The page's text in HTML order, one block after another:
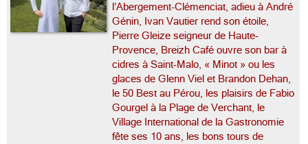
l’Abergement-Clémenciat, adieu à André
Génin, Ivan Vautier rend son étoile,
Pierre Gleize seigneur de Haute-
Provence, Breizh Café ouvre son bar à
cidres à Saint-Malo, « Minot » ou les
glaces de Glenn Viel et Brandon Dehan,
le 50 Best au Pérou, les plaisirs de Fabio
Gourgel à la Plage de Verchant, le
Village International de la Gastronomie
fête ses 10 ans, les bons tours de